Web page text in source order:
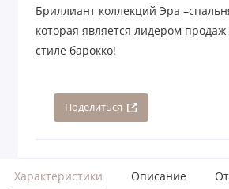
Бриллиант коллекций Эра
которая является лидером
стиле барокко!
Поделиться
Характеристики Описание